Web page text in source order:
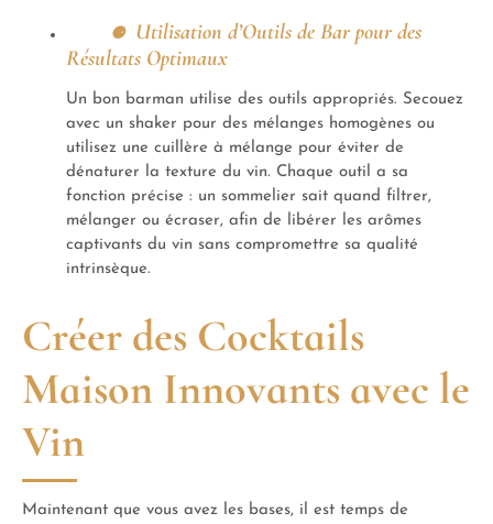
Utilisation d’Outils de Bar pour des
Résultats Optimaux
Un bon barman utilise des outils appropriés. Secouez
avec un shaker pour des mélanges homogènes ou
utilisez une cuillère à mélange pour éviter de
dénaturer la texture du vin. Chaque outil a sa
fonction précise : un sommelier sait quand filtrer,
mélanger ou écraser, afin de libérer les arômes
captivants du vin sans compromettre sa qualité
intrinsèque.
Créer des Cocktails
Maison Innovants avec le
Vin
Maintenant que vous avez les bases, il est temps de